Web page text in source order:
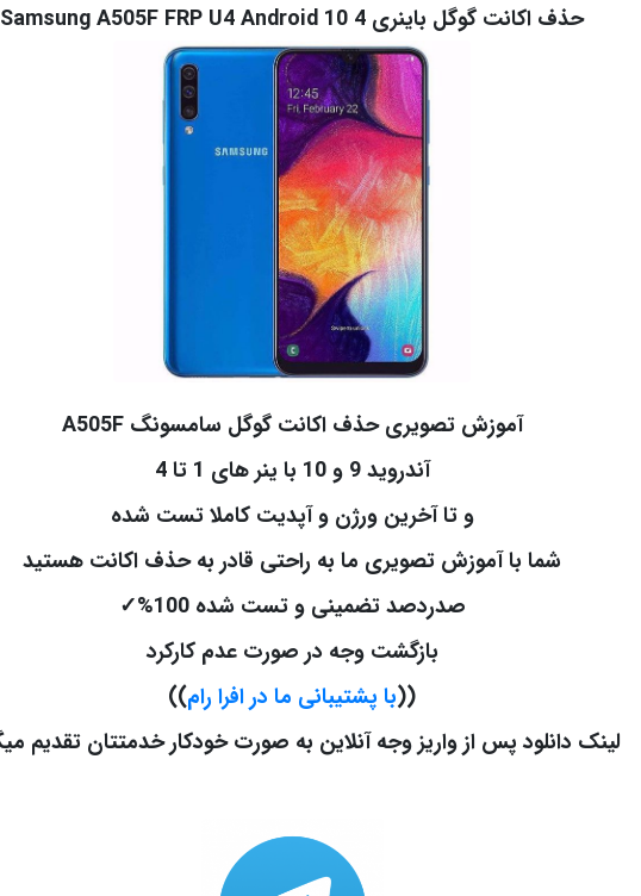
حذف اکانت گوگل باینری 4 Samsung A505F FRP U4 Android 10
آموزش تصویری حذف اکانت گوگل سامسونگ A505F
آندروید 9 و 10 با ینر های 1 تا 4
و تا آخرین ورژن و آپدیت کاملا تست شده
شما با آموزش تصویری ما به راحتی قادر به حذف اکانت هستید
صدردصد تضمینی و تست شده 100%
✓
بازگشت وجه در صورت عدم کارکرد
((با پشتیبانی ما در افرا رام))
لینک دانلود پس از واریز وجه آنلاین به صورت خودکار خدمتتان تقدیم